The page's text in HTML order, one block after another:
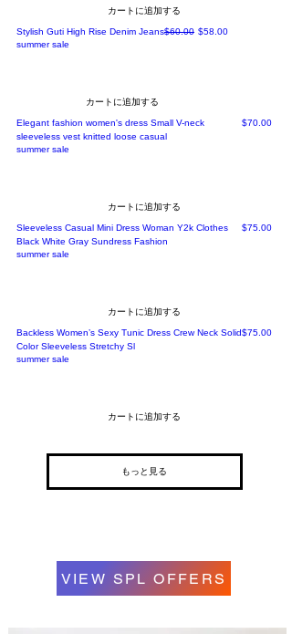
カートに追加する
Stylish Guti High Rise Denim Jeans通常価格
$60.00 セール価格
$58.00
summer sale
カートに追加する
Elegant fashion women's dress Small V-neck
sleeveless vest knitted loose casual
価格
$70.00
summer sale
カートに追加する
Sleeveless Casual Mini Dress Woman Y2k Clothes
Black White Gray Sundress Fashion
価格
$75.00
summer sale
カートに追加する
Backless Women’s Sexy Tunic Dress Crew Neck Solid
Color Sleeveless Stretchy Sl
価格
$75.00
summer sale
カートに追加する
もっと見る
VIEW SPL OFFERS